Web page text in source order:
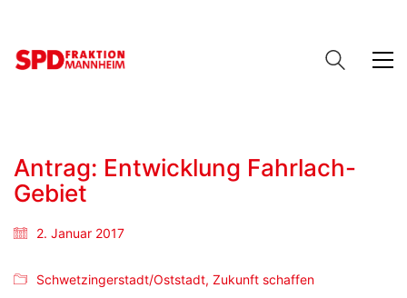
Antrag: Entwicklung Fahrlach-
Gebiet
2. Januar 2017
Schwetzingerstadt/Oststadt, Zukunft schaffen